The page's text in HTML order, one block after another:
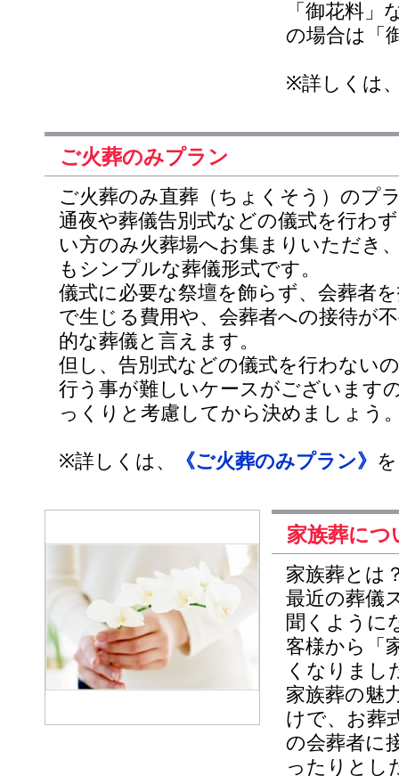
「御花料
の場合は「
※詳しくは
ご火葬のみプラン
ご火葬のみ直葬（ちょくそう）のプ
通夜や葬儀告別式などの儀式を行わ
い方のみ火葬場へお集まりいただき
もシンプルな葬儀形式です。
儀式に必要な祭壇を飾らず、会葬者
で生じる費用や、会葬者への接待が
的な葬儀と言えます。
但し、告別式などの儀式を行わない
行う事が難しいケースがございます
っくりと考慮してから決めましょう
※詳しくは、 《ご火葬のみプラン》
家族葬につ
家族葬とは
最近の葬儀
聞くように
客様から「
くなりまし
家族葬の魅
けで、お葬
の会葬者に
ったりとし